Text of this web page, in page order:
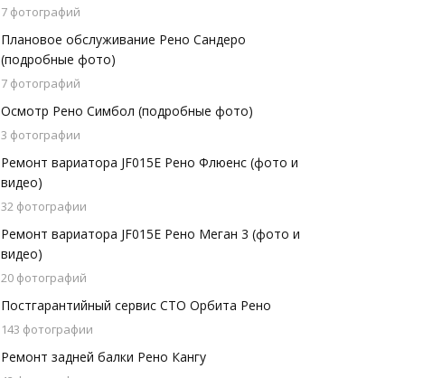
7 фотографий
Плановое обслуживание Рено Сандеро
(подробные фото)
7 фотографий
Осмотр Рено Симбол (подробные фото)
3 фотографии
Ремонт вариатора JF015E Рено Флюенс (фото и
видео)
32 фотографии
Ремонт вариатора JF015E Рено Меган 3 (фото и
видео)
20 фотографий
Постгарантийный сервис СТО Орбита Рено
143 фотографии
Ремонт задней балки Рено Кангу